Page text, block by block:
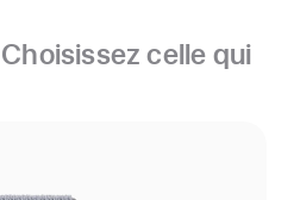
Choisissez celle qui